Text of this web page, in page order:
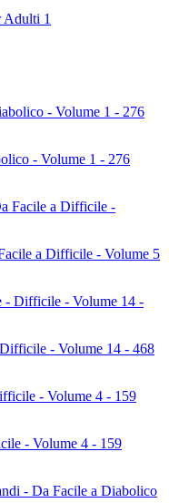
Adulti 1
- Volume 1 - 276
a Difficile - Volume 5
- Volume 14 - 468
- Volume 4 - 159